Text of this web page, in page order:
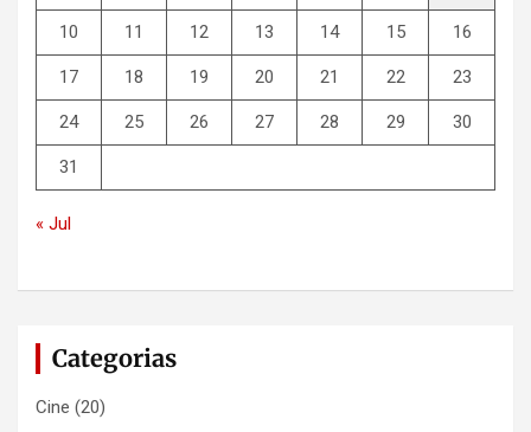
10 11 12 13 14 15 16
17 18 19 20 21 22 23
24 25 26 27 28 29 30
31
« Jul
Categorias
Cine (20)